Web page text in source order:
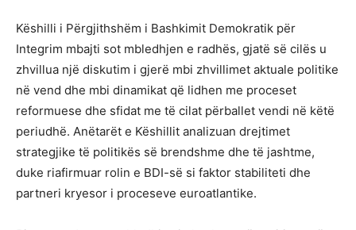
Këshilli i Përgjithshëm i Bashkimit Demokratik për
Integrim mbajti sot mbledhjen e radhës, gjatë së cilës u
zhvillua një diskutim i gjerë mbi zhvillimet aktuale politike
në vend dhe mbi dinamikat që lidhen me proceset
reformuese dhe sfidat me të cilat përballet vendi në këtë
periudhë. Anëtarët e Këshillit analizuan drejtimet
strategjike të politikës së brendshme dhe të jashtme,
duke riafirmuar rolin e BDI-së si faktor stabiliteti dhe
partneri kryesor i proceseve euroatlantike.